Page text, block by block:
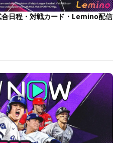
合日程・対戦カード・Lemino配信